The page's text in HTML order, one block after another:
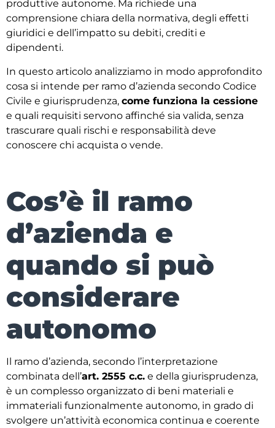
produttive autonome. Ma richiede una
comprensione chiara della normativa, degli effetti
giuridici e dell’impatto su debiti, crediti e
dipendenti.
In questo articolo analizziamo in modo approfondito
cosa si intende per ramo d’azienda secondo Codice
Civile e giurisprudenza, come funziona la cessione
e quali requisiti servono affinché sia valida, senza
trascurare quali rischi e responsabilità deve
conoscere chi acquista o vende.
Cos’è il ramo
d’azienda e
quando si può
considerare
autonomo
Il ramo d’azienda, secondo l’interpretazione
combinata dell’art. 2555 c.c. e della giurisprudenza,
è un complesso organizzato di beni materiali e
immateriali funzionalmente autonomo, in grado di
svolgere un’attività economica continua e coerente